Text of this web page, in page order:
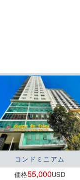
コンドミニアム
価格55,000USD